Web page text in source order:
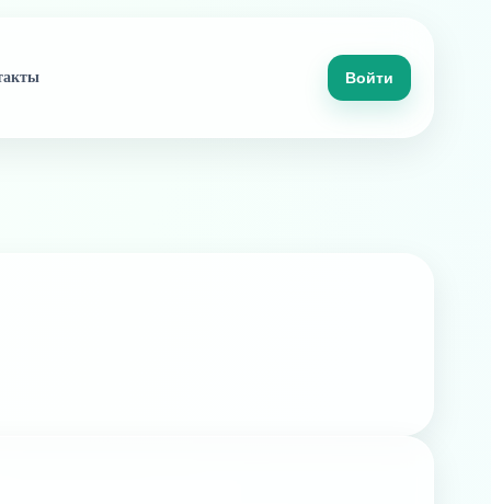
Войти